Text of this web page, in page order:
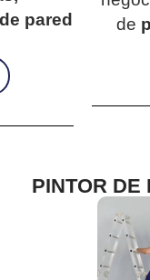
pared
de
PINTOR DE